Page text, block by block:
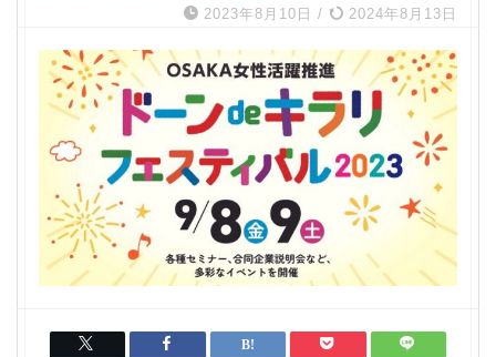
2023年8月10日 / 2024年8月13日